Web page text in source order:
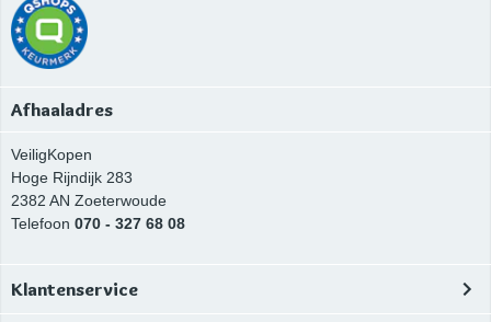
Afhaaladres
VeiligKopen
Hoge Rijndijk 283
2382 AN Zoeterwoude
Telefoon 070 - 327 68 08
Klantenservice